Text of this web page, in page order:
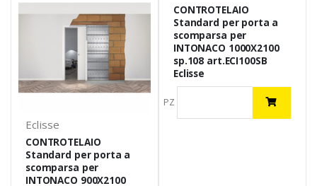
Eclisse
CONTROTELAIO
Standard per porta a
scomparsa per
INTONACO 900X2100
CONTROTELAIO
Standard per porta a
scomparsa per
INTONACO 1000X2100
sp.108 art.ECI100SB
Eclisse
PZ